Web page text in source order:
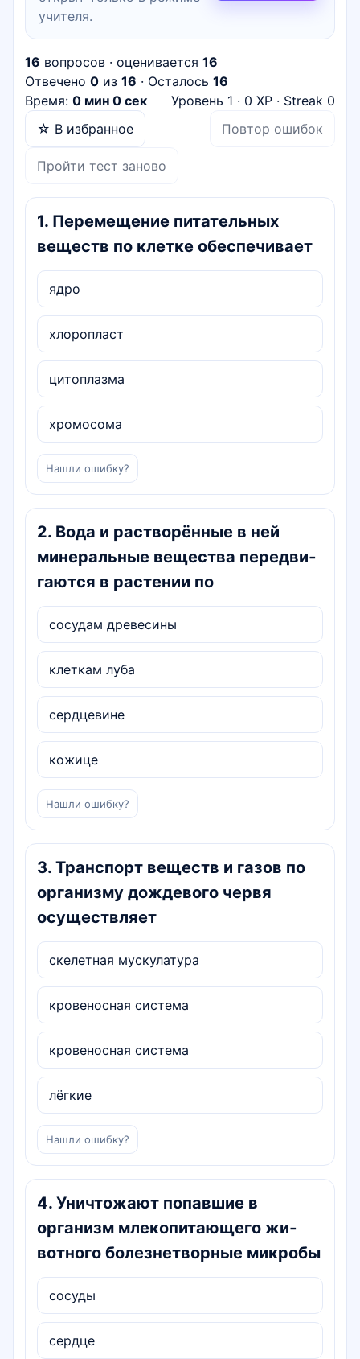
учителя.
16 вопросов · оценивается 16
Отвечено 0 из 16 · Осталось 16
Время: 0 мин 0 сек Уровень 1 · 0 XP · Streak 0
☆ В избранное
Повтор ошибок
Пройти тест заново
1. Перемещение питательных
веществ по клетке обеспечивает
ядро
хлоропласт
цитоплазма
хромосома
Нашли ошибку?
2. Вода и растворённые в ней
минеральные вещества передви­
гаются в растении по
сосудам древесины
клеткам луба
сердцевине
кожице
Нашли ошибку?
3. Транспорт веществ и газов по
организму дождевого червя
осуществляет
скелетная мускулатура
кровеносная система
кровеносная система
лёгкие
Нашли ошибку?
4. Уничтожают попавшие в
организм млекопитающего жи­
вотного болезнетворные микробы
сосуды
сердце